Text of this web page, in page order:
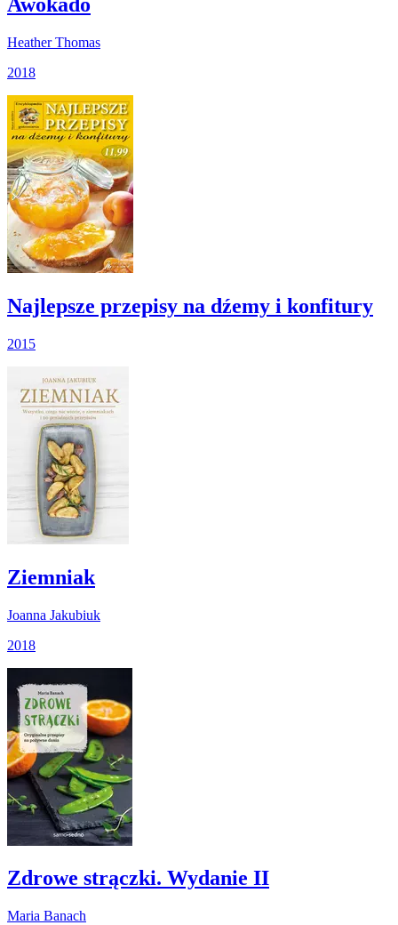
Heather Thomas
2018
Najlepsze przepisy na dźemy i konfitury
2015
Ziemniak
Joanna Jakubiuk
2018
Zdrowe strączki. Wydanie II
Maria Banach